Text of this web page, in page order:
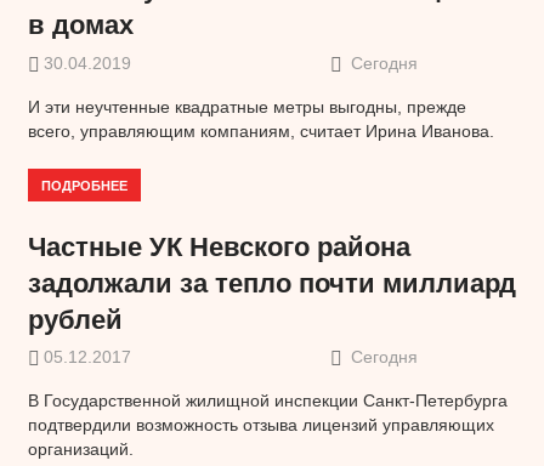
в домах
30.04.2019 Сегодня
И эти неучтенные квадратные метры выгодны, прежде
всего, управляющим компаниям, считает Ирина Иванова.
ПОДРОБНЕЕ
Частные УК Невского района
задолжали за тепло почти миллиард
рублей
05.12.2017 Сегодня
В Государственной жилищной инспекции Санкт-Петербурга
подтвердили возможность отзыва лицензий управляющих
организаций.